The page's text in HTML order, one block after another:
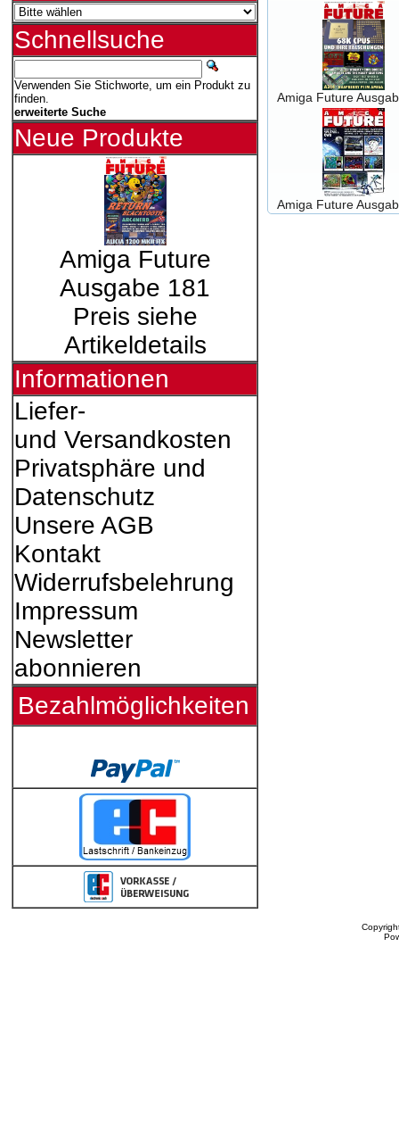
Schnellsuche
Verwenden Sie Stichworte, um ein Produkt zu
finden.
erweiterte Suche
Neue Produkte
Amiga Future
Ausgabe 181
Preis siehe
Artikeldetails
Informationen
Liefer-
und Versandkosten
Privatsphäre und
Datenschutz
Unsere AGB
Kontakt
Widerrufsbelehrung
Impressum
Newsletter
abonnieren
Bezahlmöglichkeiten
Amiga Future
Amiga Future